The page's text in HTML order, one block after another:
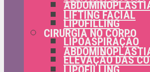
LIPOFILLING
LIPOASPIRAÇÃO
ELEVAÇÃO DAS
LIFTING FACIAL
CIRURGIA NO CORPO